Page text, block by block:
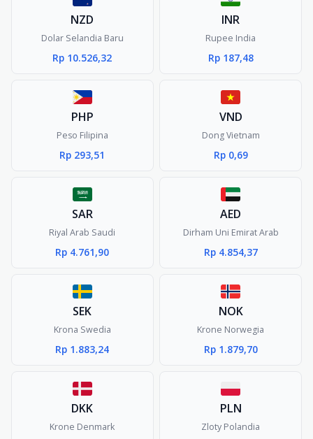
NZD
Dolar Selandia Baru
Rp 10.526,32
INR
Rupee India
Rp 187,48
PHP
Peso Filipina
Rp 293,51
VND
Dong Vietnam
Rp 0,69
SAR
Riyal Arab Saudi
Rp 4.761,90
AED
Dirham Uni Emirat Arab
Rp 4.854,37
SEK
Krona Swedia
Rp 1.883,24
NOK
Krone Norwegia
Rp 1.879,70
DKK
Krone Denmark
PLN
Zloty Polandia